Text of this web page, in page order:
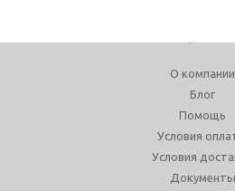
О компании
Блог
Помощь
Условия
Условия
Документы